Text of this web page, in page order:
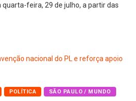
feira, 29 de julho, a partir das
POLÍTICA SÃO PAULO / MUNDO